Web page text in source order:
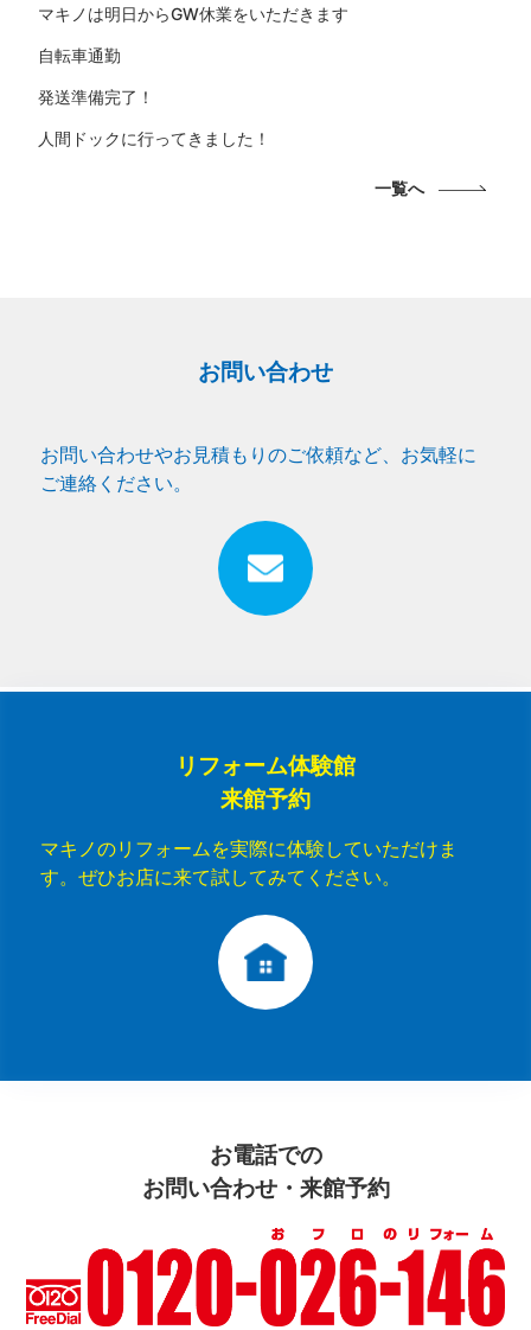
マキノは明日からGW休業をいただきます
自転車通勤
発送準備完了！
人間ドックに行ってきました！
一覧へ
お問い合わせ
お問い合わせやお見積もりのご依頼など、お気軽に
ご連絡ください。
リフォーム体験館
来館予約
マキノのリフォームを実際に体験していただけま
す。ぜひお店に来て試してみてください。
お電話での
お問い合わせ・来館予約